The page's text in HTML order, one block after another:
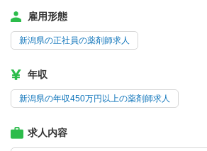
雇用形態
新潟県の正社員の薬剤師求人
年収
新潟県の年収450万円以上の薬剤師求人
求人内容